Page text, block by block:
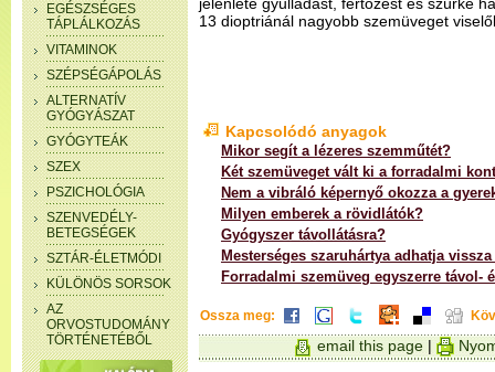
EGÉSZSÉGES
TÁPLÁLKOZÁS
VITAMINOK
SZÉPSÉGÁPOLÁS
ALTERNATÍV
GYÓGYÁSZAT
GYÓGYTEÁK
SZEX
PSZICHOLÓGIA
SZENVEDÉLY-
BETEGSÉGEK
SZTÁR-ÉLETMÓDI
KÜLÖNÖS SORSOK
AZ
ORVOSTUDOMÁNY
TÖRTÉNETÉBŐL
13 dioptriánál nagyobb szemüveget
Kapcsolódó anyagok
Mikor segít a lézeres szemműtét?
Két szemüveget vált ki a forradalmi
Nem a vibráló képernyő okozza a
Milyen emberek a rövidlátók?
Gyógyszer távollátásra?
Mesterséges szaruhártya adhatja
Forradalmi szemüveg egyszerre távol-
Ossza meg:
email this page |